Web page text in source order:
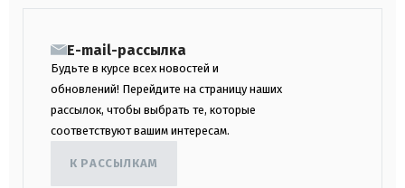
E-mail-рассылка
Будьте в курсе всех новостей и
обновлений! Перейдите на страницу наших
рассылок, чтобы выбрать те, которые
соответствуют вашим интересам.
К РАССЫЛКАМ